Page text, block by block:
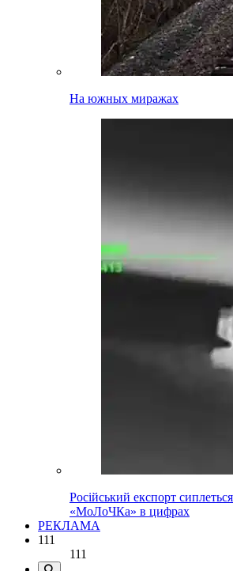
На южных миражах
Російський експорт
«МоЛоЧКа» в цифрах
РЕКЛАМА
111
111